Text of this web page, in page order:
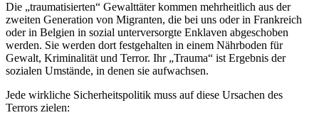
Die „traumatisierten“ Gewalttäter kommen mehrheitlich aus der
zweiten Generation von Migranten, die bei uns oder in Frankreich
oder in Belgien in sozial unterversorgte Enklaven abgeschoben
werden. Sie werden dort festgehalten in einem Nährboden für
Gewalt, Kriminalität und Terror. Ihr „Trauma“ ist Ergebnis der
sozialen Umstände, in denen sie aufwachsen.
Jede wirkliche Sicherheitspolitik muss auf diese Ursachen des
Terrors zielen: